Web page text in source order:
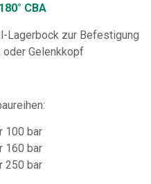
CBA
Lagerbock zur Befestigung
oder Gelenkkopf
100 bar
160 bar
250 bar